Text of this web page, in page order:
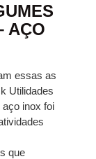
AÇO
essas as
Utilidades
inox foi
que